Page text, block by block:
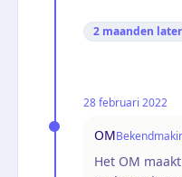
2 maanden later
28 februari 2022
OM
Het OM